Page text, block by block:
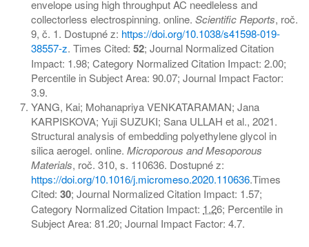
envelope using high throughput AC needleless and
collectorless electrospinning. online. Scientific Reports, roč.
9, č. 1. Dostupné z: https://doi.org/10.1038/s41598-019-
38557-z. Times Cited: 52; Journal Normalized Citation
Impact: 1.98; Category Normalized Citation Impact: 2.00;
Percentile in Subject Area: 90.07; Journal Impact Factor:
3.9.
YANG, Kai; Mohanapriya VENKATARAMAN; Jana
KARPISKOVA; Yuji SUZUKI; Sana ULLAH et al., 2021.
Structural analysis of embedding polyethylene glycol in
silica aerogel. online. Microporous and Mesoporous
Materials, roč. 310, s. 110636. Dostupné z:
https://doi.org/10.1016/j.micromeso.2020.110636.Times
Cited: 30; Journal Normalized Citation Impact: 1.57;
Category Normalized Citation Impact: 1.26; Percentile in
Subject Area: 81.20; Journal Impact Factor: 4.7.